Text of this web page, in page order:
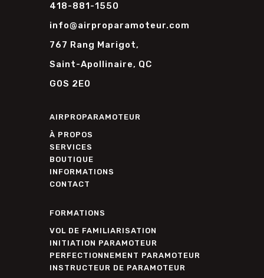
767 Rang Marigot,
Saint-Apollinaire, QC
G0S 2E0
info@airproparamoteur.com
418-881-1550
AIRPROPARAMOTEUR
À PROPOS
SERVICES
BOUTIQUE
INFORMATIONS
CONTACT
FORMATIONS
VOL DE FAMILIARISATION
INITIATION PARAMOTEUR
PERFECTIONNEMENT PARAMOTEUR
INSTRUCTEUR DE PARAMOTEUR